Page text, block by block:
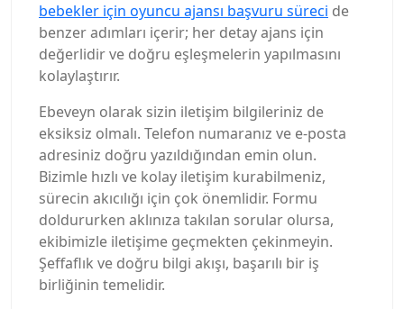
bebekler için oyuncu ajansı başvuru süreci de
benzer adımları içerir; her detay ajans için
değerlidir ve doğru eşleşmelerin yapılmasını
kolaylaştırır.
Ebeveyn olarak sizin iletişim bilgileriniz de
eksiksiz olmalı. Telefon numaranız ve e-posta
adresiniz doğru yazıldığından emin olun.
Bizimle hızlı ve kolay iletişim kurabilmeniz,
sürecin akıcılığı için çok önemlidir. Formu
doldururken aklınıza takılan sorular olursa,
ekibimizle iletişime geçmekten çekinmeyin.
Şeffaflık ve doğru bilgi akışı, başarılı bir iş
birliğinin temelidir.